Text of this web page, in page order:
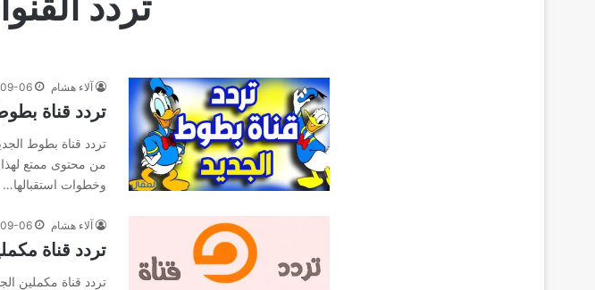
آلاء هشام 06
تردد قناة
تردد قناة بطوط
من محتوى ممتع لهذا
وخطوات استقبالها…
آلاء هشام 06
تردد قناة
تردد قناة مكملين